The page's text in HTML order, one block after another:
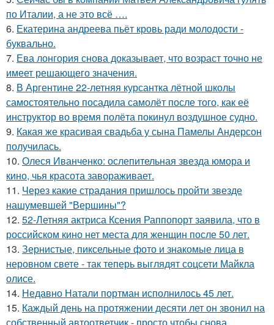
по Италии, а не это всё ….
6. Екатерина андреева пьёт кровь ради молодости -
буквально.
7. Ева лонгория снова доказывает, что возраст точно не
имеет решающего значения.
8. В Аргентине 22-летняя курсантка лётной школы
самостоятельно посадила самолёт после того, как её
инструктор во время полёта покинул воздушное судно.
9. Какая же красивая свадьба у сына Памелы Андерсон
получилась.
10. Олеся Иванченко: ослепительная звезда юмора и
кино, чья красота завораживает.
11. Через какие страдания пришлось пройти звезде
нашумевшей "Вершины"?
12. 52-Летняя актриса Ксения Раппопорт заявила, что в
российском кино нет места для женщин после 50 лет.
13. Зернистые, пиксельные фото и знакомые лица в
неровном свете - так теперь выглядят соцсети Майкла
олисе.
14. Недавно Натали портман исполнилось 45 лет.
15. Каждый день на протяжении десяти лет он звонил на